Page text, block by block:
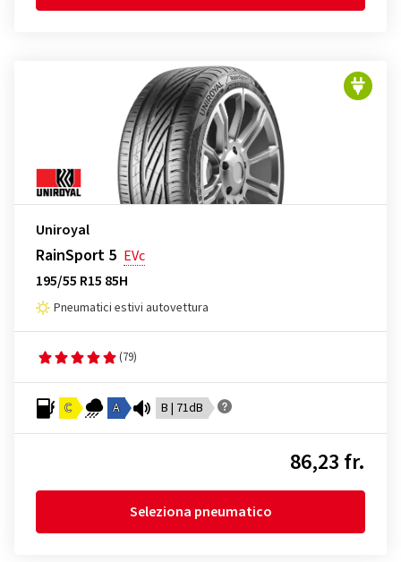
Uniroyal
RainSport 5 EVc
195/55 R15 85H
Pneumatici estivi autovettura
(79)
C A B | 71dB
86,23 fr.
Seleziona pneumatico